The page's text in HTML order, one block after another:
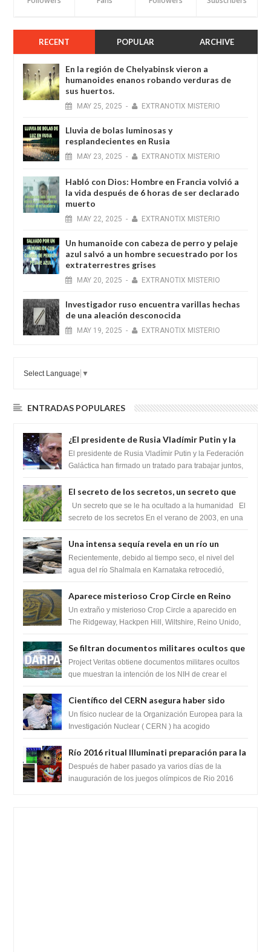
RECENT POPULAR ARCHIVE
En la región de Chelyabinsk vieron a
humanoides enanos robando verduras de
sus huertos.
MAY 25, 2025 - EXTRANOTIX MISTERIO
Lluvia de bolas luminosas y
resplandecientes en Rusia
MAY 23, 2025 - EXTRANOTIX MISTERIO
Habló con Dios: Hombre en Francia volvió a
la vida después de 6 horas de ser declarado
muerto
MAY 22, 2025 - EXTRANOTIX MISTERIO
Un humanoide con cabeza de perro у pelaje
azul salvó a un hombre secuestrado por los
extraterrestres grises
MAY 20, 2025 - EXTRANOTIX MISTERIO
Investigador ruso encuentra varillas hechas
de una aleación desconocida
MAY 19, 2025 - EXTRANOTIX MISTERIO
Select Language ▼
ENTRADAS POPULARES
¿El presidente de Rusia Vladímir Putin y la
Federación Galactica han firmado un
tratado para acabar con los Sionistas?
El presidente de Rusia Vladímir Putin y la Federación
Galáctica han firmado un tratado para trabajar juntos,
El secreto de los secretos, un secreto que
cambiaría por completo el destino de la
humanidad
Un secreto que se le ha ocultado a la humanidad El
secreto de los secretos En el verano de 2003, en una
Una intensa sequía revela en un río un
impresionante hallazgo de miles de Shiva
Lingas
Recientemente, debido al tiempo seco, el nivel del
agua del río Shalmala en Karnataka retrocedió,
Aparece misterioso Crop Circle en Reino
Unido 23 de junio 2016
Un extraño y misterioso Crop Circle a aparecido en
The Ridgeway, Hackpen Hill, Wiltshire, Reino Unido,
Se filtran documentos militares ocultos que
muestran la intención de los NIH de crear el
SARS-CoV-2, utilizando la investigación de
Project Veritas obtiene documentos militares ocultos
que muestran la intención de los NIH de crear el
Científico del CERN asegura haber sido
ayudado por seres de luz durante una
prueba del Colisionador de Hadrones
Un físico nuclear de la Organización Europea para la
Investigación Nuclear ( CERN ) ha acogido
Río 2016 ritual Illuminati preparación para la
llegada del anticristo o una entidad
extraterrestre
Después de haber pasado ya varios días de la
inauguración de los juegos olímpicos de Rio 2016